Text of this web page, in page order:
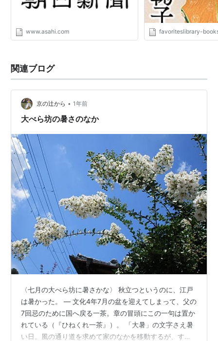
www.asahi.com favoriteslibrary-
関連ブログ
京の辻から • 1年前
大べら坊の暑さのなか
〈七月の大べら坊に暑さかな〉 秋立つというのに、江戸
は暑かった。 ― 文化4年7月の盆を迎えてしまって、父の
7回忌のために国へ戻る一茶。章の冒頭にこの一句は置か
れている（『ひねくれ一茶』）。 「大暑」の文字さえ暑
い日。風の通り道を求めて家のなかを移動するが、すだ